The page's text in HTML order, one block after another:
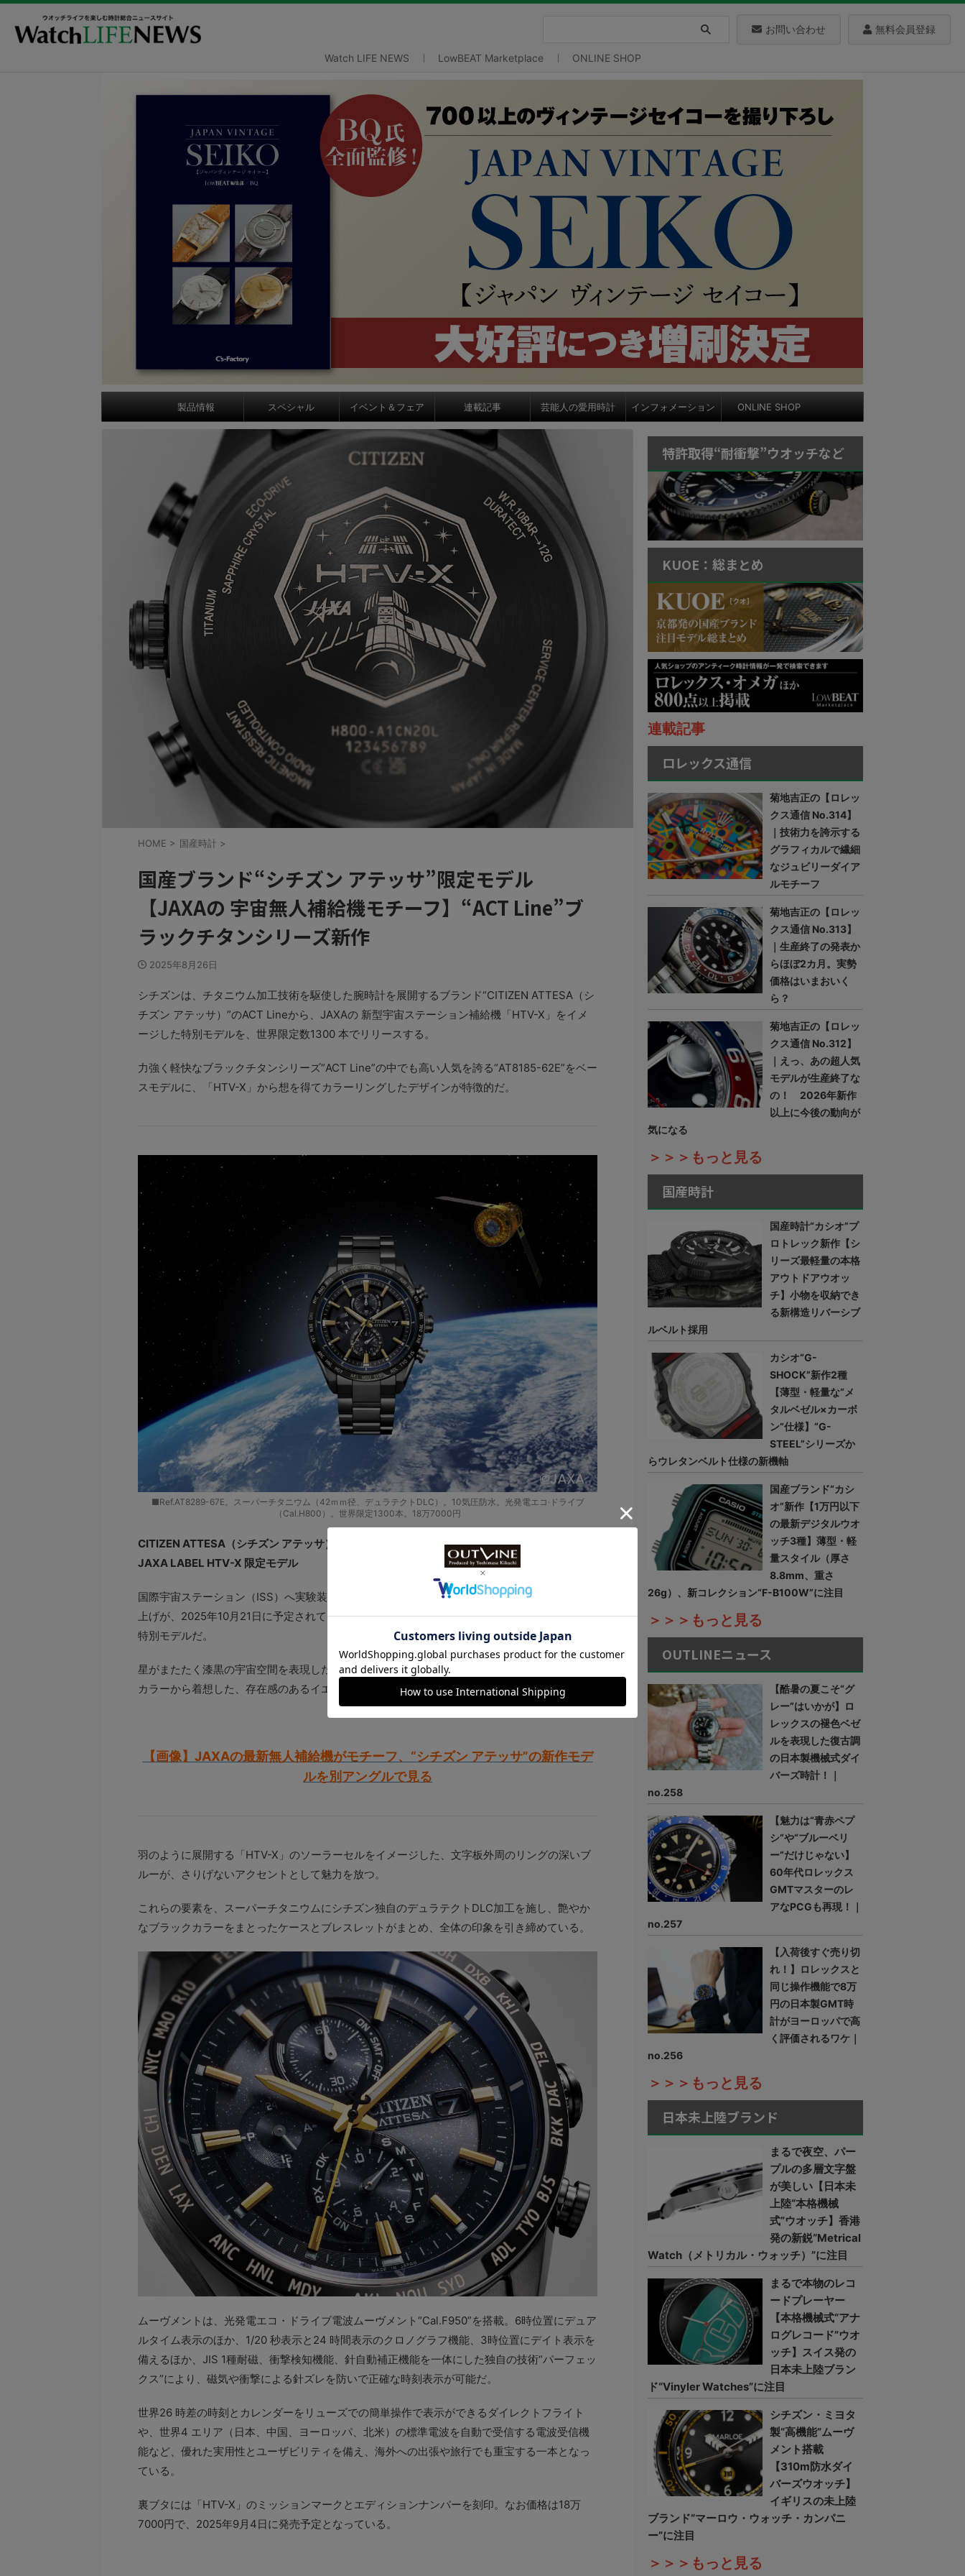
お問い合わせ 無料会員登録
Watch LIFE NEWS LowBEAT Marketplace ONLINE SHOP
製品情報 スペシャル イベント＆フェア 連載記事 芸能人の愛用時計 インフォメーション ONLINE SHOP
HOME > 国産時計 >
国産ブランド“シチズン アテッサ”限定モデル
【JAXAの 宇宙無人補給機モチーフ】“ACT Line”ブ
ラックチタンシリーズ新作
2025年8月26日
シチズンは、チタニウム加工技術を駆使した腕時計を展開するブランド“CITIZEN ATTESA（シ
チズン アテッサ）”のACT Lineから、JAXAの 新型宇宙ステーション補給機「HTV-X」をイメ
ージした特別モデルを、世界限定数1300 本でリリースする。
力強く軽快なブラックチタンシリーズ“ACT Line”の中でも高い人気を誇る“AT8185-62E”をベー
スモデルに、「HTV-X」から想を得てカラーリングしたデザインが特徴的だ。
■Ref.AT8289-67E。スーパーチタニウム（42ｍｍ径、デュラテクトDLC）。10気圧防水。光発電エコ‧ドライブ
（Cal.H800）。世界限定1300本。18万7000円
CITIZEN ATTESA（シチズン アテッサ）
JAXA LABEL HTV-X 限定モデル
国際宇宙ステーション（ISS）へ実験装置などの物資を運ぶために開発された「HTV-X」の打ち
上げが、2025年10月21日に予定されていることが発表された。本作は、この旅立ちを記念した
特別モデルだ。
星がまたたく漆黒の宇宙空間を表現したラメが輝くブラック文字板上に、「HTV-X」のボディ
カラーから着想した、存在感のあるイエローゴールドの針とインデックスを配置している。
【画像】JAXAの最新無人補給機がモチーフ、“シチズン アテッサ”の新作モデ
ルを別アングルで見る
羽のように展開する「HTV-X」のソーラーセルをイメージした、文字板外周のリングの深いブ
ルーが、さりげないアクセントとして魅力を放つ。
これらの要素を、スーパーチタニウムにシチズン独自のデュラテクトDLC加工を施し、艶やか
なブラックカラーをまとったケースとブレスレットがまとめ、全体の印象を引き締めている。
ムーヴメントは、光発電エコ・ドライブ電波ムーヴメント“Cal.F950”を搭載。6時位置にデュア
ルタイム表⽰のほか、1/20 秒表示と24 時間表示のクロノグラフ機能、3時位置にデイト表示を
備えるほか、JIS 1種耐磁、衝撃検知機能、針⾃動補正機能を一体にした独自の技術“パーフェッ
クス”により、磁気や衝撃による針ズレを防いで正確な時刻表示が可能だ。
世界26 時差の時刻とカレンダーをリューズでの簡単操作で表示ができるダイレクトフライト
や、世界4 エリア（日本、中国、ヨーロッパ、北米）の標準電波を⾃動で受信する電波受信機
能など、優れた実用性とユーザビリティを備え、海外への出張や旅行でも重宝する一本となっ
ている。
裏ブタには「HTV-X」のミッションマークとエディションナンバーを刻印。なお価格は18万
7000円で、2025年9月4⽇に発売予定となっている。
特許取得“耐衝撃”ウオッチなど
KUOE：総まとめ
連載記事
ロレックス通信
菊地吉正の【ロレッ
クス通信 No.314】
｜技術力を誇示する
グラフィカルで繊細
なジュビリーダイア
ルモチーフ
菊地吉正の【ロレッ
クス通信 No.313】
｜生産終了の発表か
らほぼ2カ月。実勢
価格はいまおいく
ら？
菊地吉正の【ロレッ
クス通信 No.312】
｜えっ、あの超人気
モデルが生産終了な
の！ 2026年新作
以上に今後の動向が
気になる
＞＞＞もっと見る
国産時計
国産時計“カシオ”プ
ロトレック新作【シ
リーズ最軽量の本格
アウトドアウオッ
チ】小物を収納でき
る新構造リバーシブ
ルベルト採用
カシオ“G-
SHOCK”新作2種
【薄型・軽量な“メ
タルベゼル×カーボ
ン”仕様】“G-
STEEL”シリーズか
らウレタンベルト仕様の新機軸
国産ブランド“カシ
オ”新作【1万円以下
の最新デジタルウオ
ッチ3種】薄型・軽
量スタイル（厚さ
8.8mm、重さ
26g）、新コレクション“F-B100W”に注目
＞＞＞もっと見る
OUTLINEニュース
【酷暑の夏こそ“グ
レー”はいかが】ロ
レックスの褪色ベゼ
ルを表現した復古調
の日本製機械式ダイ
バーズ時計！｜
no.258
【魅力は“青赤ペプ
シ”や“ブルーベリ
ー”だけじゃない】
60年代ロレックス
GMTマスターのレ
アなPCGも再現！｜
no.257
【入荷後すぐ売り切
れ！】ロレックスと
同じ操作機能で8万
円の日本製GMT時
計がヨーロッパで高
く評価されるワケ｜
no.256
＞＞＞もっと見る
日本未上陸ブランド
まるで夜空、パー
プルの多層文字盤
が美しい【日本未
上陸“本格機械
式”ウオッチ】香港
発の新鋭“Metrical
Watch（メトリカル・ウォッチ）”に注目
まるで本物のレコ
ードプレーヤー
【本格機械式“アナ
ログレコード”ウオ
ッチ】スイス発の
日本未上陸ブラン
ド“Vinyler Watches”に注目
シチズン・ミヨタ
製“高機能”ムーヴ
メント搭載
【310m防水ダイ
バーズウオッチ】
イギリスの未上陸
ブランド“マーロウ・ウォッチ・カンパニ
ー”に注目
＞＞＞もっと見る